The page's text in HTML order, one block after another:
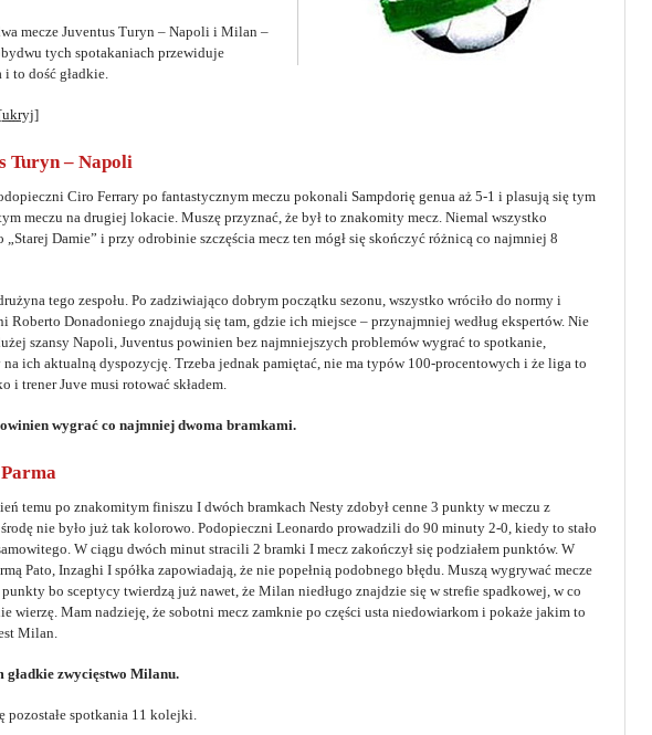
mecze Juventus Turyn – Napoli i Milan –
tych spotakaniach przewiduje
i to dość gładkie.
[ukryj]
Turyn – Napoli
Ciro Ferrary po fantastycznym meczu pokonali Sampdorię genua aż 5-1 i plasują się tym
meczu na drugiej lokacie. Muszę przyznać, że był to znakomity mecz. Niemal wszystko
„Starej Damie” i przy odrobinie szczęścia mecz ten mógł się skończyć różnicą co najmniej 8
tego zespołu. Po zadziwiająco dobrym początku sezonu, wszystko wróciło do normy i
Roberto Donadoniego znajdują się tam, gdzie ich miejsce – przynajmniej według ekspertów. Nie
szansy Napoli, Juventus powinien bez najmniejszych problemów wygrać to spotkanie,
na ich aktualną dyspozycję. Trzeba jednak pamiętać, nie ma typów 100-procentowych i że liga to
i trener Juve musi rotować składem.
wygrać co najmniej dwoma bramkami.
temu po znakomitym finiszu I dwóch bramkach Nesty zdobył cenne 3 punkty w meczu z
nie było już tak kolorowo. Podopieczni Leonardo prowadzili do 90 minuty 2-0, kiedy to stało
W ciągu dwóch minut stracili 2 bramki I mecz zakończył się podziałem punktów. W
Pato, Inzaghi I spółka zapowiadają, że nie popełnią podobnego błędu. Muszą wygrywać mecze
bo sceptycy twierdzą już nawet, że Milan niedługo znajdzie się w strefie spadkowej, w co
wierzę. Mam nadzieję, że sobotni mecz zamknie po części usta niedowiarkom i pokaże jakim to
Milan.
gładkie zwycięstwo Milanu.
pozostałe spotkania 11 kolejki.